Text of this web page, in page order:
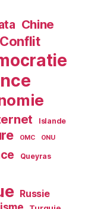
Chine
Conflit
Islande
OMC ONU
Queyras
Russie